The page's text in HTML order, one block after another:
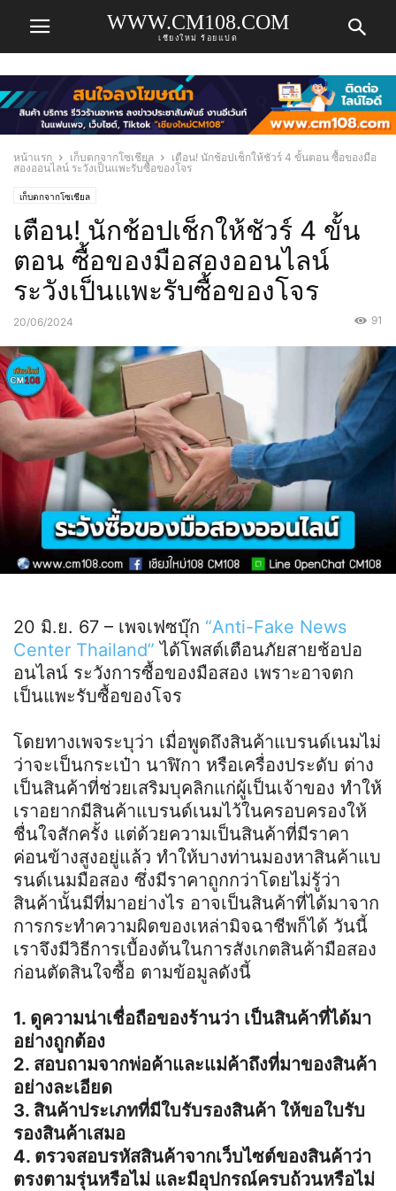
WWW.CM108.COM
เชียงใหม่ ร้อยแปด
หน้าแรก เก็บตกจากโซเชียล
เตือน! นักช้อปเช็กให้ชัวร์ 4 ขั้นตอน ซื้อของมือ
สองออนไลน์ ระวังเป็นแพะรับซื้อของโจร
เก็บตกจากโซเชียล
เตือน! นักช้อปเช็กให้ชัวร์ 4 ขั้น
ตอน ซื้อของมือสองออนไลน์
ระวังเป็นแพะรับซื้อของโจร
20/06/2024 91
20 มิ.ย. 67 – เพจเฟซบุ๊ก “Anti-Fake News
Center Thailand” ได้โพสต์เตือนภัยสายช้อปอ
อนไลน์ ระวังการซื้อของมือสอง เพราะอาจตก
เป็นแพะรับซื้อของโจร
โดยทางเพจระบุว่า เมื่อพูดถึงสินค้าแบรนด์เนมไม่
ว่าจะเป็นกระเป๋า นาฬิกา หรือเครื่องประดับ ต่าง
เป็นสินค้าที่ช่วยเสริมบุคลิกแก่ผู้เป็นเจ้าของ ทำให้
เราอยากมีสินค้าแบรนด์เนมไว้ในครอบครองให้
ชื่นใจสักครั้ง แต่ด้วยความเป็นสินค้าที่มีราคา
ค่อนข้างสูงอยู่แล้ว ทำให้บางท่านมองหาสินค้าแบ
รนด์เนมมือสอง ซึ่งมีราคาถูกกว่าโดยไม่รู้ว่า
สินค้านั้นมีที่มาอย่างไร อาจเป็นสินค้าที่ได้มาจาก
การกระทำความผิดของเหล่ามิจฉาชีพก็ได้ วันนี้
เราจึงมีวิธีการเบื้องต้นในการสังเกตสินค้ามือสอง
ก่อนตัดสินใจซื้อ ตามข้อมูลดังนี้
1. ดูความน่าเชื่อถือของร้านว่า เป็นสินค้าที่ได้มา
อย่างถูกต้อง
2. สอบถามจากพ่อค้าและแม่ค้าถึงที่มาของสินค้า
อย่างละเอียด
3. สินค้าประเภทที่มีใบรับรองสินค้า ให้ขอใบรับ
รองสินค้าเสมอ
4. ตรวจสอบรหัสสินค้าจากเว็บไซต์ของสินค้าว่า
ตรงตามรุ่นหรือไม่ และมีอุปกรณ์ครบถ้วนหรือไม่